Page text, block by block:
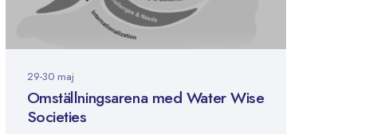
29-30 maj
Omställningsarena med Water Wise
Societies